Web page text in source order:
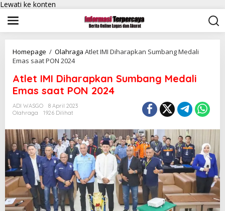
Lewati ke konten
Homepage / Olahraga Atlet IMI Diharapkan Sumbang Medali
Emas saat PON 2024
Atlet IMI Diharapkan Sumbang Medali
Emas saat PON 2024
ADI WASGO
8 April 2023
Olahraga
1926 Dilihat